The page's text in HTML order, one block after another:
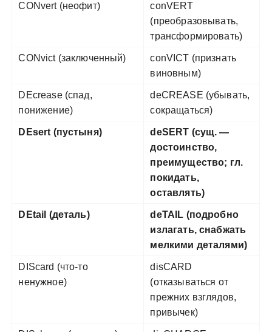
CONvert (неофит)
conVERT
(преобразовывать,
трансформировать)
CONvict (заключенный)
conVICT (признать
виновным)
DEcrease (спад,
понижение)
deCREASE (убывать,
сокращаться)
DEsert (пустыня)
deSERT (сущ. —
достоинство,
преимущество; гл.
покидать,
оставлять)
DEtail (деталь)
deTAIL (подробно
излагать, снабжать
мелкими деталями)
DIScard (что-то
ненужное)
disCARD
(отказываться от
прежних взглядов,
привычек)